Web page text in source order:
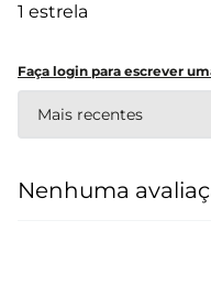
1 estrela
Faça login para escrever
Mais recentes
Nenhuma